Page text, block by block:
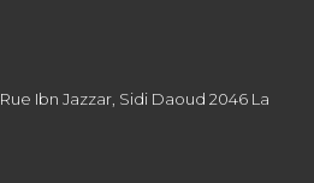
Rue Ibn Jazzar, Sidi Daoud 2046 La